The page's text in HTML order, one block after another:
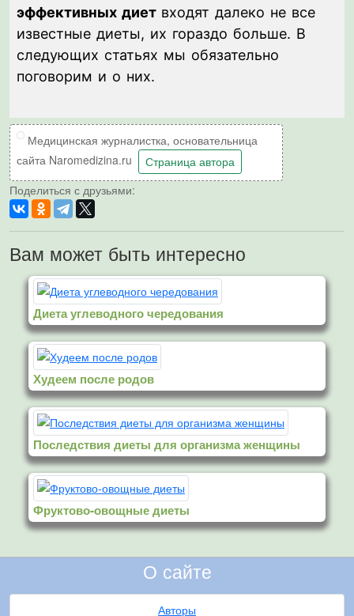
эффективных диет входят далеко не все
известные диеты, их гораздо больше. В
следующих статьях мы обязательно
поговорим и о них.
Медицинская журналистка, основательница
сайта Naromedizina.ru
Страница автора
Поделиться с друзьями:
Вам может быть интересно
Диета углеводного чередования
Худеем после родов
Последствия диеты для организма женщины
Фруктово-овощные диеты
О сайте
Авторы